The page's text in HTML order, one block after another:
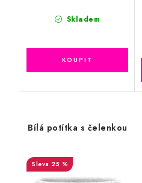
Skladem
Bílá potítka s čelenkou
25 %